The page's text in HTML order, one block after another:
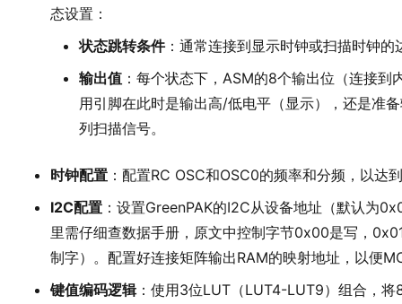
态设置：
状态跳转条件：通常连接到显示时钟或扫描时钟的
输出值 ：每个状态下，ASM的8个输出位（连接
用引脚在此时是输出高/低电平（显示），还是准
列扫描信号。
时钟配置 ：配置RC OSC和OSC0的频率和分频，以达
I2C配置 ：设置GreenPAK的I2C从设备地址（默认为
里需仔细查数据手册，原文中控制字节0x00是写，
制字）。配置好连接矩阵输出RAM的映射地址，以便
键值编码逻辑：使用3位LUT（LUT4-LUT9）组合，